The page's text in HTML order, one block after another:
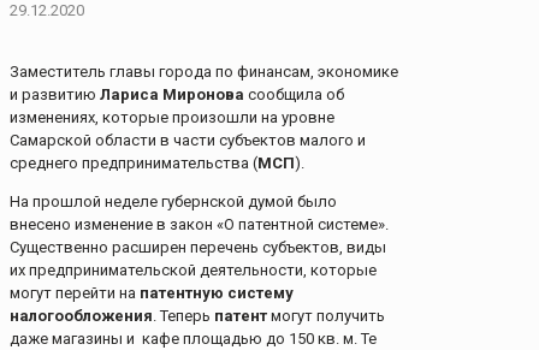
29.12.2020
Заместитель главы города по финансам, экономике
и развитию Лариса Миронова сообщила об
изменениях, которые произошли на уровне
Самарской области в части субъектов малого и
среднего предпринимательства (МСП).
На прошлой неделе губернской думой было
внесено изменение в закон «О патентной системе».
Существенно расширен перечень субъектов, виды
их предпринимательской деятельности, которые
могут перейти на патентную систему
налогообложения. Теперь патент могут получить
даже магазины и кафе площадью до 150 кв. м. Те